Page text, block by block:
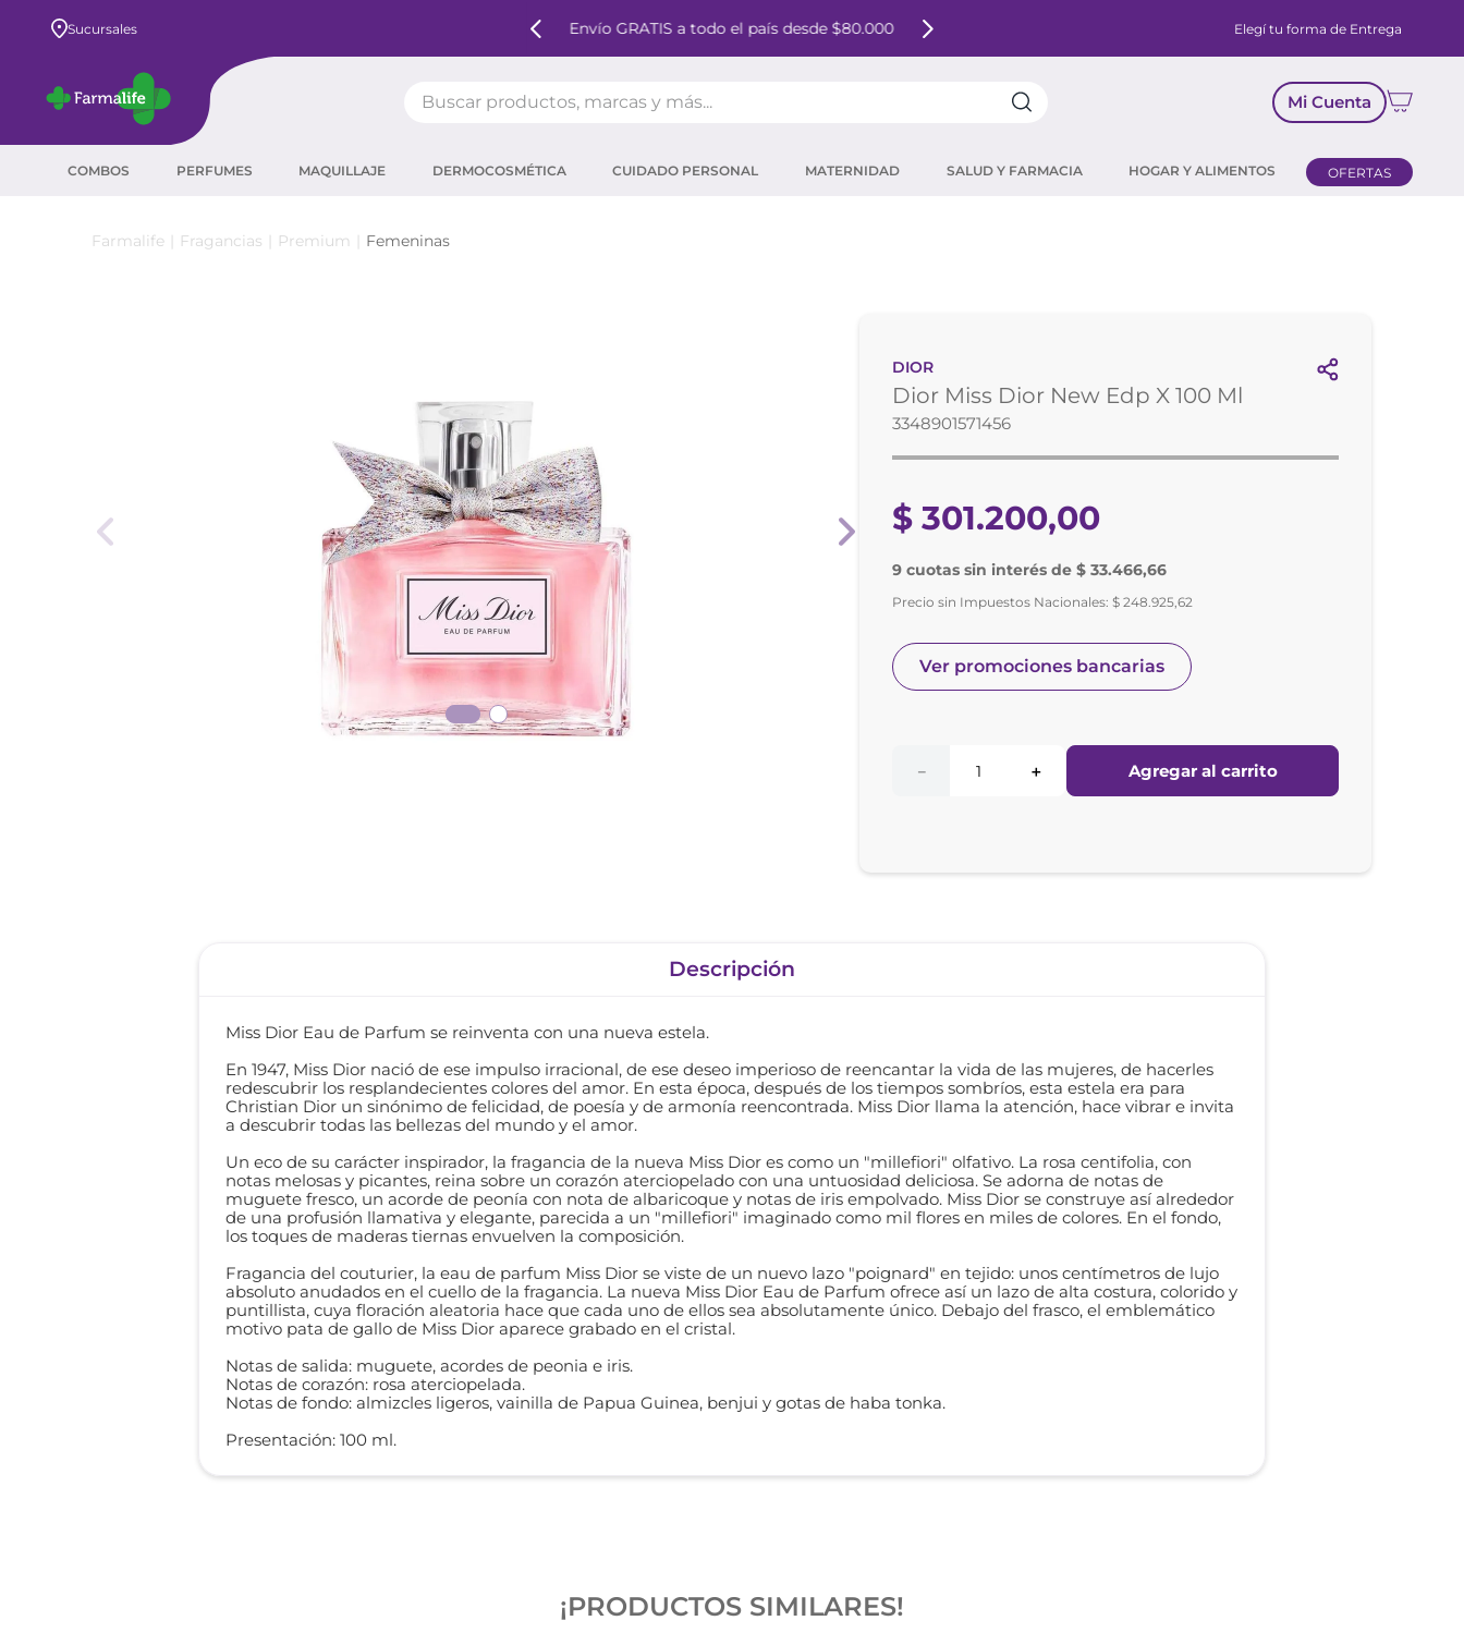
Sucursales Envío GRATIS a todo el país desde $80.000 Elegí tu forma de Entrega
Mi Cuenta
COMBOS PERFUMES MAQUILLAJE DERMOCOSMÉTICA CUIDADO PERSONAL MATERNIDAD SALUD Y FARMACIA HOGAR Y ALIMENTOS OFERTAS
Fragancias Premium Femeninas
DIOR
Dior Miss Dior New Edp X 100 Ml
3348901571456
$ 301.200,00
9 cuotas sin interés de $ 33.466,66
Precio sin Impuestos Nacionales:$ 248.925,62
Ver promociones bancarias
＋
－ Agregar al carrito
Descripción
Miss Dior Eau de Parfum se reinventa con una nueva estela.
En 1947, Miss Dior nació de ese impulso irracional, de ese deseo imperioso de reencantar la vida de las mujeres, de hacerles
redescubrir los resplandecientes colores del amor. En esta época, después de los tiempos sombríos, esta estela era para
Christian Dior un sinónimo de felicidad, de poesía y de armonía reencontrada. Miss Dior llama la atención, hace vibrar e invita
a descubrir todas las bellezas del mundo y el amor.
Un eco de su carácter inspirador, la fragancia de la nueva Miss Dior es como un "millefiori" olfativo. La rosa centifolia, con
notas melosas y picantes, reina sobre un corazón aterciopelado con una untuosidad deliciosa. Se adorna de notas de
muguete fresco, un acorde de peonía con nota de albaricoque y notas de iris empolvado. Miss Dior se construye así alrededor
de una profusión llamativa y elegante, parecida a un "millefiori" imaginado como mil flores en miles de colores. En el fondo,
los toques de maderas tiernas envuelven la composición.
Fragancia del couturier, la eau de parfum Miss Dior se viste de un nuevo lazo "poignard" en tejido: unos centímetros de lujo
absoluto anudados en el cuello de la fragancia. La nueva Miss Dior Eau de Parfum ofrece así un lazo de alta costura, colorido y
puntillista, cuya floración aleatoria hace que cada uno de ellos sea absolutamente único. Debajo del frasco, el emblemático
motivo pata de gallo de Miss Dior aparece grabado en el cristal.
Notas de salida: muguete, acordes de peonia e iris.
Notas de corazón: rosa aterciopelada.
Notas de fondo: almizcles ligeros, vainilla de Papua Guinea, benjui y gotas de haba tonka.
Presentación: 100 ml.
¡PRODUCTOS SIMILARES!
corrector
máscara pestañas
retinol
roche posay